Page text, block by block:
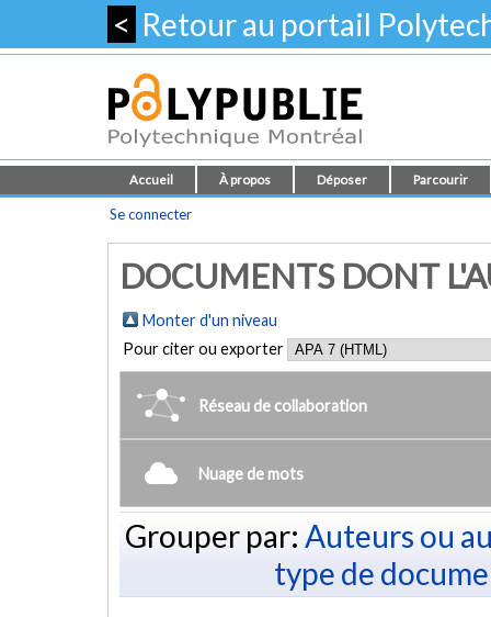
< Retour au portail
Accueil À propos Déposer Parcourir
Se connecter
DOCUMENTS DONT
Monter d'un niveau
Pour citer ou exporter
Réseau de collaboration
Nuage de mots
Grouper par: Auteurs ou
type de